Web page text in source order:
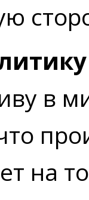
в
на